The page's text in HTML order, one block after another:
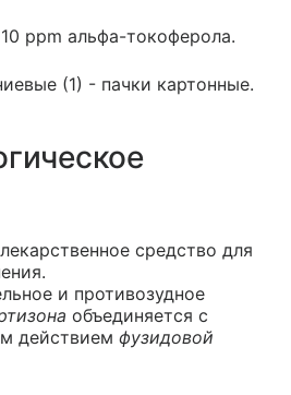
ppm альфа-токоферола.
(1) - пачки картонные.
средство для
и противозудное
объединяется с
действием фузидовой